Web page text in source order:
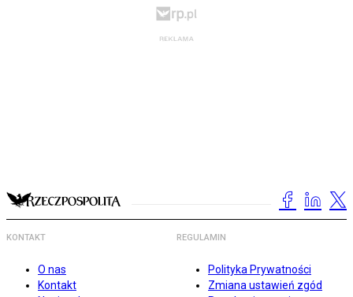
KONTAKT
O nas
Kontakt
REGULAMIN
Polityka Prywatności
Zmiana ustawień zgód